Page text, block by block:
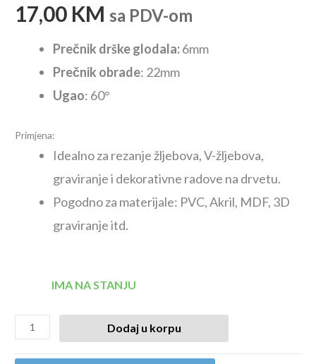
17,00 KM sa PDV-om
Prečnik drške glodala:6mm
Prečnik obrade: 22mm
Ugao: 60°
Primjena:
Idealno za rezanje žljebova, V-žljebova,
graviranje i dekorativne radove na drvetu.
Pogodno za materijale: PVC, Akril, MDF, 3D
graviranje itd.
IMA NA STANJU
Dodaj u korpu